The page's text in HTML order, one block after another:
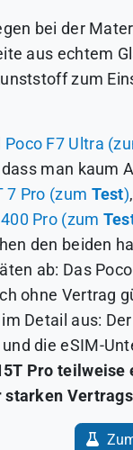
bei der
aus echtem
zum
Poco F7 Ultra
man kaum
7 Pro (zum Test)
Pro (zum
den beiden
ab: Das
ohne Vertrag
Detail aus:
die eSIM-
Pro
starken